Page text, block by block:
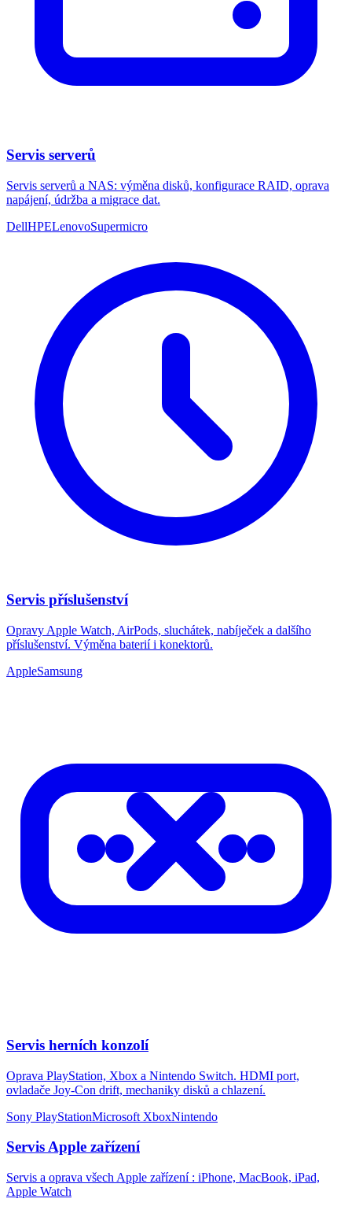
Servis serverů
Servis serverů a NAS: výměna disků, konfigurace RAID, oprava
napájení, údržba a migrace dat.
DellHPELenovoSupermicro
Servis příslušenství
Opravy Apple Watch, AirPods, sluchátek, nabíječek a dalšího
příslušenství. Výměna baterií i konektorů.
AppleSamsung
Servis herních konzolí
Oprava PlayStation, Xbox a Nintendo Switch. HDMI port,
ovladače Joy-Con drift, mechaniky disků a chlazení.
Sony PlayStationMicrosoft XboxNintendo
Servis Apple zařízení
Servis a oprava všech Apple zařízení : iPhone, MacBook, iPad,
Apple Watch